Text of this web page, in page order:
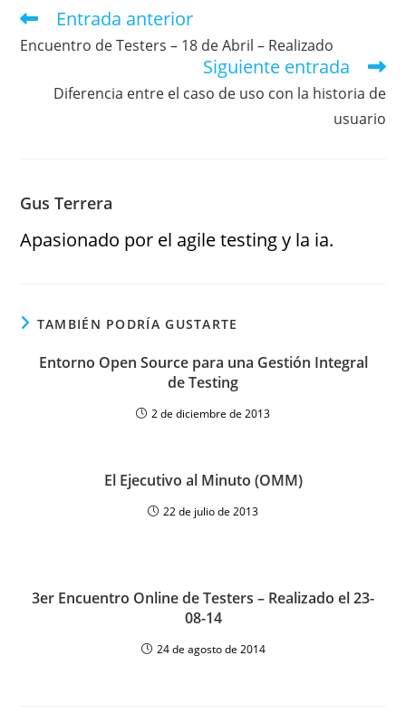
Entrada anterior
Encuentro de Testers – 18 de Abril – Realizado
Siguiente entrada
Diferencia entre el caso de uso con la historia de
usuario
Gus Terrera
Apasionado por el agile testing y la ia.
TAMBIÉN PODRÍA GUSTARTE
Entorno Open Source para una Gestión Integral
de Testing
2 de diciembre de 2013
El Ejecutivo al Minuto (OMM)
22 de julio de 2013
3er Encuentro Online de Testers – Realizado el 23-
08-14
24 de agosto de 2014